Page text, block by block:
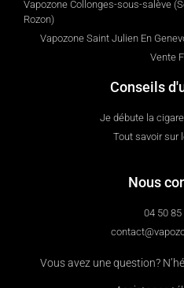
Vapozone Collonges-sous-salève
Rozon)
Vapozone Saint Julien En
Vente
Conseils
Je débute la
Tout savoir sur
Nous
04 50 85
Vous avez une question?